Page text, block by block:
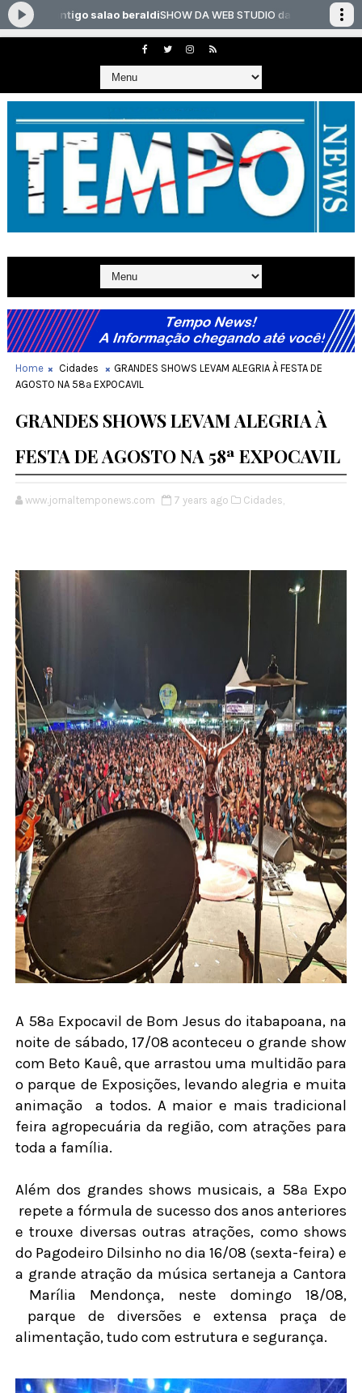
Home Cidades
GRANDES SHOWS LEVAM ALEGRIA À FESTA DE
AGOSTO NA 58ª EXPOCAVIL
GRANDES SHOWS LEVAM ALEGRIA À
FESTA DE AGOSTO NA 58ª EXPOCAVIL
www.jornaltemponews.com 7 years ago Cidades,
A 58ª Expocavil de Bom Jesus do itabapoana, na
noite de sábado, 17/08 aconteceu o grande show
com Beto Kauê, que arrastou uma multidão para
o parque de Exposições, levando alegria e muita
animação
a todos. A maior e mais tradicional
feira agropecuária da região, com atrações para
toda a família.
Além dos grandes shows musicais, a 58ª Expo
repete a fórmula de sucesso dos anos anteriores
e trouxe diversas outras atrações, como shows
do Pagodeiro Dilsinho no dia 16/08 (sexta-feira) e
a grande atração da música sertaneja a Cantora
Marília Mendonça, neste domingo 18/08,
parque de diversões e extensa praça de
alimentação, tudo com estrutura e segurança.